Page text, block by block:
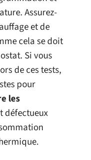
Assurez-
et de
cela se doit
Si vous
de ces tests,
pour
les
défectueux